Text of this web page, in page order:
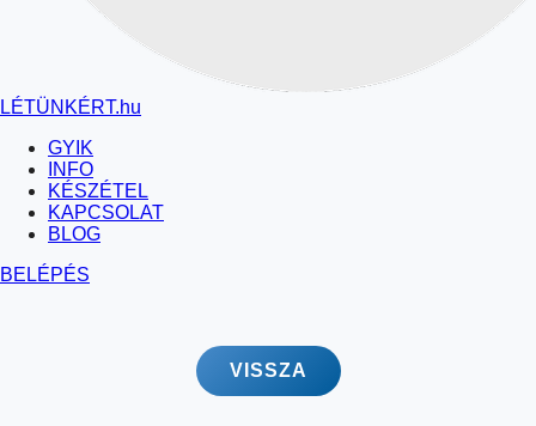
LÉTÜNKÉRT.hu
GYIK
INFO
KÉSZÉTEL
KAPCSOLAT
BLOG
BELÉPÉS
VISSZA